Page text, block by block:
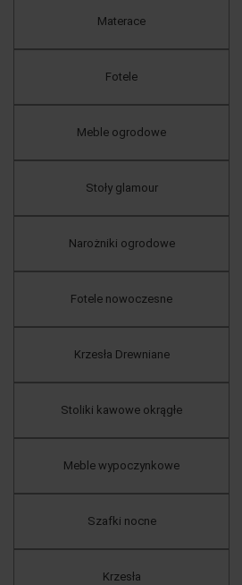
Materace
Fotele
Meble ogrodowe
Stoły glamour
Narożniki ogrodowe
Fotele nowoczesne
Krzesła Drewniane
Stoliki kawowe okrągłe
Meble wypoczynkowe
Szafki nocne
Krzesła